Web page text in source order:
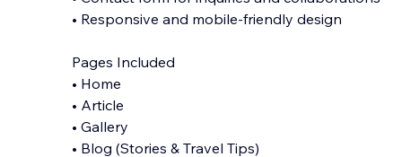
• Responsive and mobile-friendly design
Pages Included
• Home
• Article
• Gallery
• Blog (Stories & Travel Tips)